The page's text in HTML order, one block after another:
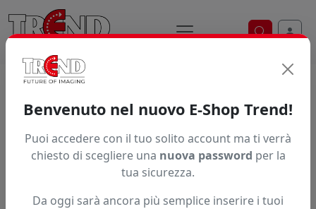
Ricerca
PORTALAMA
Benvenuto nel nuovo E-Shop Trend!
Puoi accedere con il tuo solito account ma ti verrà
chiesto di scegliere una nuova password per la
tua sicurezza.
Da oggi sarà ancora più semplice inserire i tuoi